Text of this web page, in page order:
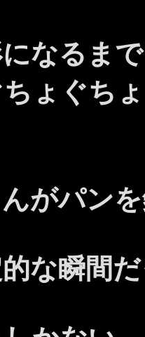
なるま
ょぐち
がパン
な瞬間